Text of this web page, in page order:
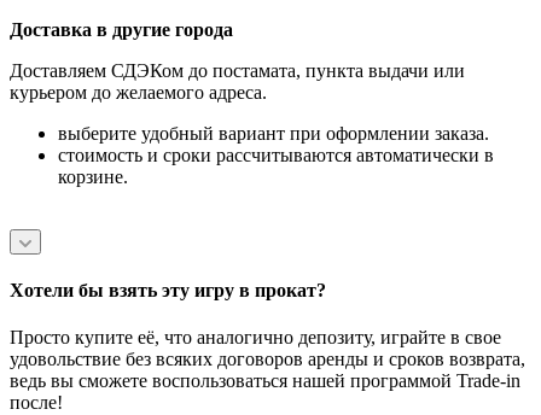
Доставка в другие города
Доставляем СДЭКом до постамата, пункта выдачи или
курьером до желаемого адреса.
выберите удобный вариант при оформлении заказа.
стоимость и сроки рассчитываются автоматически в
корзине.
Хотели бы взять эту игру в прокат?
Просто купите её, что аналогично депозиту, играйте в свое
удовольствие без всяких договоров аренды и сроков возврата,
ведь вы сможете воспользоваться нашей программой Trade-in
после!